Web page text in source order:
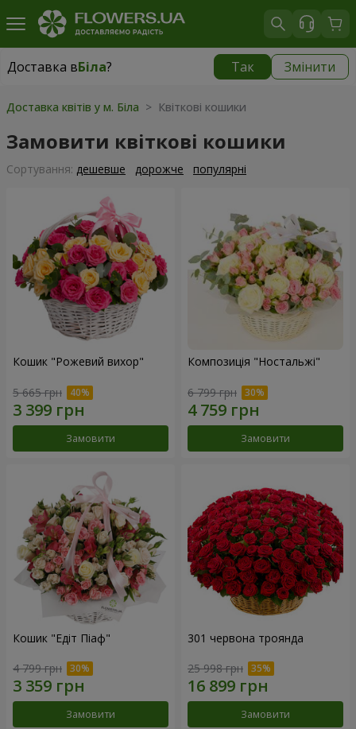
Доставка вБіла? Так Змінити
Доставка вБіла
Доставка квітів у м. Біла > Квіткові кошики
Замовити квіткові кошики
Сортування: дешевше дорожче популярні
Кошик "Рожевий вихор"
5 665 грн
Замовити
Композиція "Ностальжі"
6 799 грн
Замовити
Кошик "Едіт Піаф"
4 799 грн
Замовити
301 червона троянда
25 998 грн
Замовити